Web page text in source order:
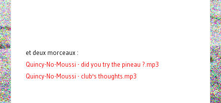
et deux morceaux :
Quincy-No-Moussi - did you try the pineau ?.mp3
Quincy-No-Moussi - club's thoughts.mp3